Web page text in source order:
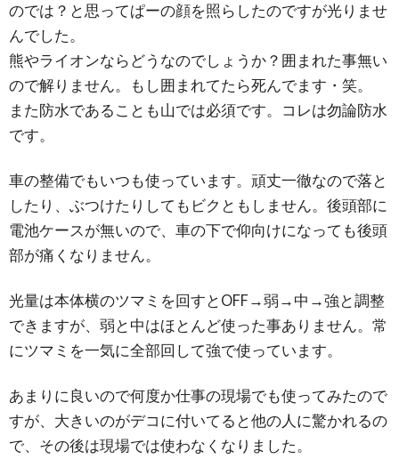
のでは？と思ってぱーの顔を照らしたのですが光りませ
んでした。
熊やライオンならどうなのでしょうか？囲まれた事無い
ので解りません。もし囲まれてたら死んでます・笑。
また防水であることも山では必須です。コレは勿論防水
です。
車の整備でもいつも使っています。頑丈一徹なので落と
したり、ぶつけたりしてもビクともしません。後頭部に
電池ケースが無いので、車の下で仰向けになっても後頭
部が痛くなりません。
光量は本体横のツマミを回すとOFF→弱→中→強と調整
できますが、弱と中はほとんど使った事ありません。常
にツマミを一気に全部回して強で使っています。
あまりに良いので何度か仕事の現場でも使ってみたので
すが、大きいのがデコに付いてると他の人に驚かれるの
で、その後は現場では使わなくなりました。